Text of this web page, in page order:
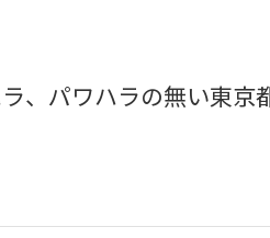
、パワハラの無い東京